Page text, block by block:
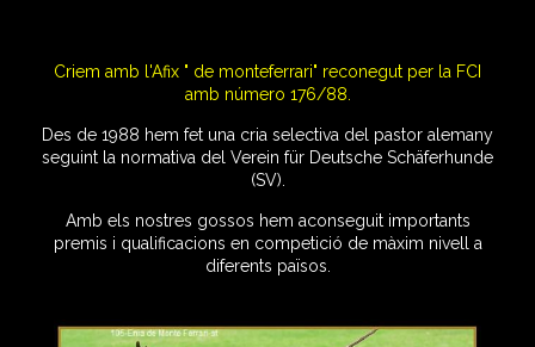
Criem amb l'Afix " de monteferrari" reconegut per la FCI
amb número 176/88.
Des de 1988 hem fet una cria selectiva del pastor alemany
seguint la normativa del Verein für Deutsche Schäferhunde
(SV).
Amb els nostres gossos hem aconseguit importants
premis i qualificacions en competició de màxim nivell a
diferents països.